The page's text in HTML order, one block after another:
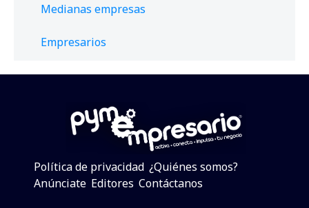
Medianas empresas
Empresarios
Política de privacidad ¿Quiénes somos?
Anúnciate Editores Contáctanos